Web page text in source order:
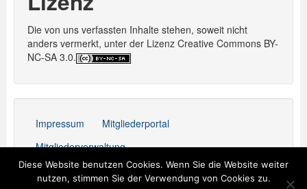
Die von uns verfassten Inhalte stehen, soweit nicht
anders vermerkt, unter der Lizenz Creative Commons BY-
NC-SA 3.0.
Impressum
Mitgliederportal
Mitgliederverwaltung
Stolz präsentiert von WordPress
Diese Website benutzen Cookies. Wenn Sie die Website weiter
nutzen, stimmen Sie der Verwendung von Cookies zu.